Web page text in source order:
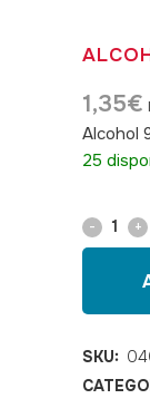
1,35€
Alcohol
25
Alcohol
250
ml
quantity
SKU: